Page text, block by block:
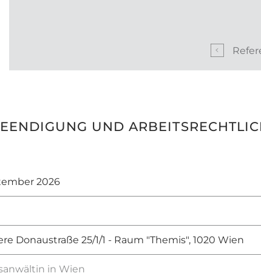
UND
2026
Donaustraße 25/1/1 - Raum "Themis", 1020 Wien
in Wien